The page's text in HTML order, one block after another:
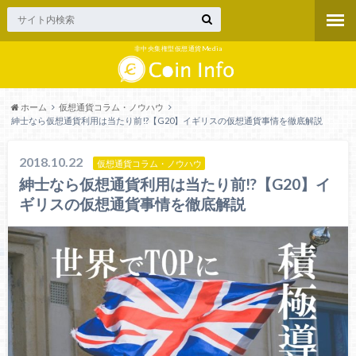
非中央集権型仮想通貨Media
ホーム
仮想通貨コラム・ノウハウ
紳士なら仮想通貨利用は当たり前!?【G20】イギリスの仮想通貨事情を徹底解説
2018.10.22 仮想通貨コラム・ノウハウ
紳士なら仮想通貨利用は当たり前!?【G20】イ
ギリスの仮想通貨事情を徹底解説